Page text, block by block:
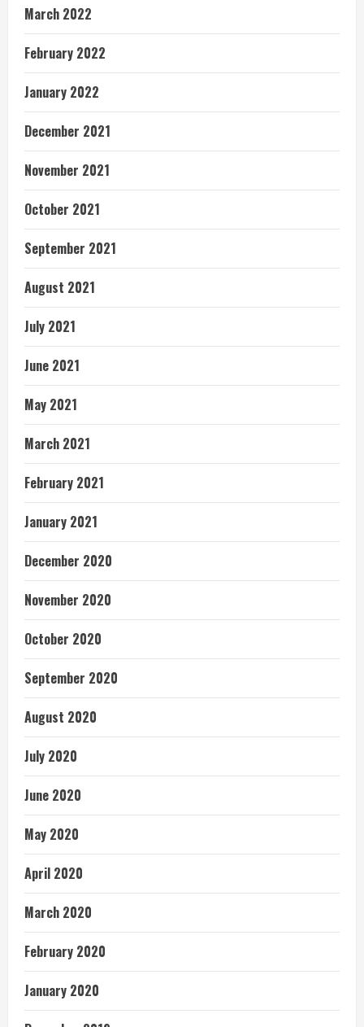
March 2022
February 2022
January 2022
December 2021
November 2021
October 2021
September 2021
August 2021
July 2021
June 2021
May 2021
March 2021
February 2021
January 2021
December 2020
November 2020
October 2020
September 2020
August 2020
July 2020
June 2020
May 2020
April 2020
March 2020
February 2020
January 2020